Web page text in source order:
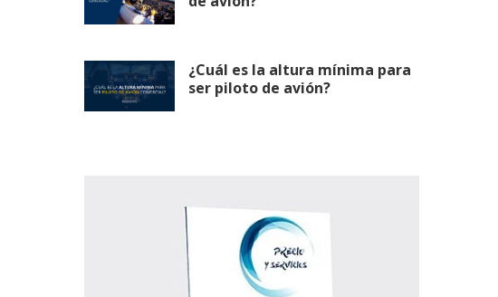
¿Cuál es la altura mínima para
ser piloto de avión?